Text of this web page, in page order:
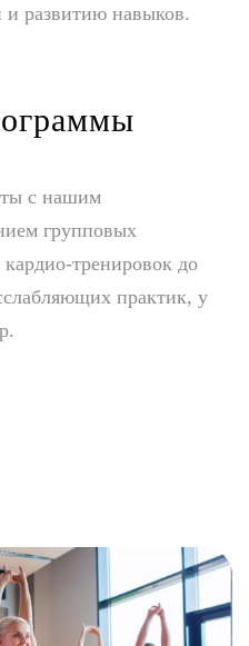
и развитию навыков.
с нашим
групповых
тренировок до
практик, у